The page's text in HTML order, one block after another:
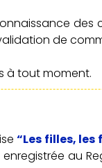
des
de
à tout moment.
“Les filles, les
enregistrée au